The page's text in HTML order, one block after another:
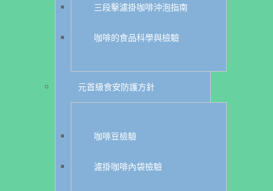
三段擊濾掛咖啡沖泡指南
咖啡的食品科學與檢驗
元首級食安防護方針
咖啡豆檢驗
濾掛咖啡內袋檢驗